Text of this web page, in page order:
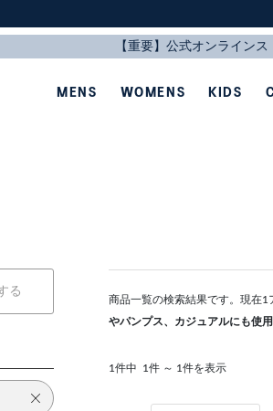
MENS WOMENS KIDS
商品一覧の検索結果です。現在1
やパンプス、カジュアルにも使
1件中 1件 ～ 1件を表示